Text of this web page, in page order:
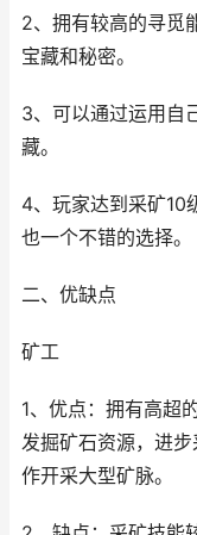
2、拥有较高的寻觅
宝藏和秘密。
3、可以通过运用自
藏。
4、玩家达到采矿10
也一个不错的选择。
二、优缺点
矿工
1、优点：拥有高超
发掘矿石资源，进
作开采大型矿脉。